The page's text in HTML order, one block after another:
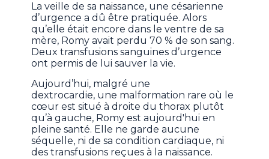
La veille de sa naissance, une césarienne
d’urgence a dû être pratiquée. Alors
qu’elle était encore dans le ventre de sa
mère, Romy avait perdu 70 % de son sang.
Deux transfusions sanguines d’urgence
ont permis de lui sauver la vie.
Aujourd’hui, malgré une
dextrocardie, une malformation rare où le
cœur est situé à droite du thorax plutôt
qu’à gauche, Romy est aujourd'hui en
pleine santé. Elle ne garde aucune
séquelle, ni de sa condition cardiaque, ni
des transfusions reçues à la naissance.